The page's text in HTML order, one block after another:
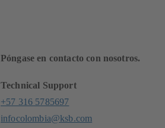
Póngase en contacto con nosotros.
Technical Support
+57 316 5785697
infocolombia@ksb.com